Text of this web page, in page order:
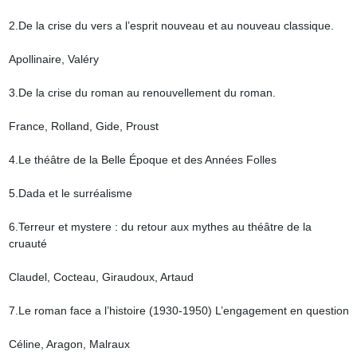
2.De la crise du vers a l’esprit nouveau et au nouveau classique.
Apollinaire, Valéry
3.De la crise du roman au renouvellement du roman.
France, Rolland, Gide, Proust
4.Le théâtre de la Belle Époque et des Années Folles
5.Dada et le surréalisme
6.Terreur et mystere : du retour aux mythes au théâtre de la
cruauté
Claudel, Cocteau, Giraudoux, Artaud
7.Le roman face a l’histoire (1930-1950) L’engagement en question
Céline, Aragon, Malraux